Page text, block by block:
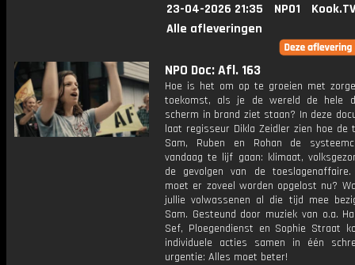
23-04-2026 21:35 NPO1
Kook.TV
Alle afleveringen
NPO Doc: Afl. 163
Hoe is het om op te groeien met
toekomst, als je de wereld de hele
scherm in brand ziet staan? In deze
laat regisseur Dikla Zeidler zien hoe de
Sam, Ruben en Rohan de
vandaag te lijf gaan: klimaat,
de gevolgen van de toeslagenaffaire.
moet er zoveel worden opgelost nu?
jullie volwassenen al die tijd mee
Sam. Gesteund door muziek van o.a.
Sef, Ploegendienst en Sophie Straat
individuele acties samen in één
urgentie: Alles moet beter!